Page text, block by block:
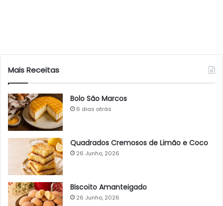
Mais Receitas
Bolo São Marcos
6 dias atrás
Quadrados Cremosos de Limão e Coco
26 Junho, 2026
Biscoito Amanteigado
26 Junho, 2026